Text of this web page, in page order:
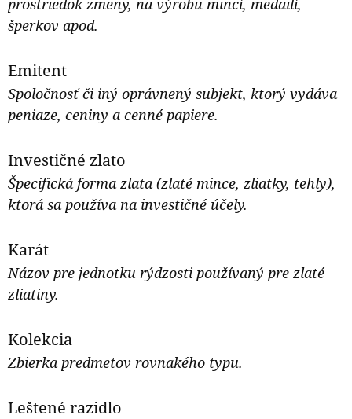
prostriedok zmeny, na výrobu mincí, medailí,
šperkov apod.
Emitent
Spoločnosť či iný oprávnený subjekt, ktorý vydáva
peniaze, ceniny a cenné papiere.
Investičné zlato
Špecifická forma zlata (zlaté mince, zliatky, tehly),
ktorá sa používa na investičné účely.
Karát
Názov pre jednotku rýdzosti používaný pre zlaté
zliatiny.
Kolekcia
Zbierka predmetov rovnakého typu.
Leštené razidlo